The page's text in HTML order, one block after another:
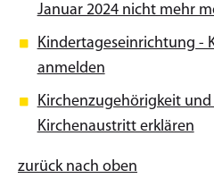
Januar 2024 nicht mehr
Kindertageseinrichtung -
anmelden
Kirchenzugehörigkeit
Kirchenaustritt erklären
zurück nach oben